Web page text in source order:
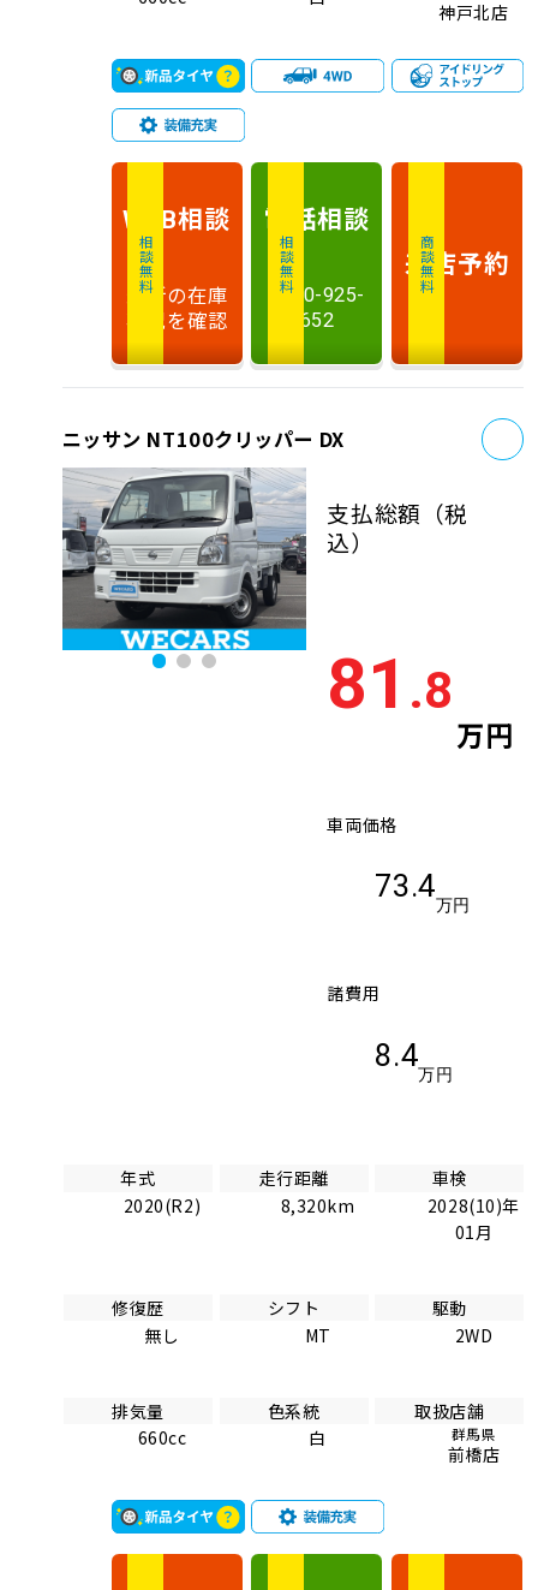
神戸北店
相談無料
WEB相談
最新の在庫
状況を確認
相談無料
電話相談
0120-925-
652
商談無料
来店予約
ニッサン NT100クリッパー DX
支払総額 （税
込）
81 .8
万円
車両価格
73.4
万円
諸費用
8.4
万円
年式
2020(R2)
走行距離
8,320km
車検
2028(10)年
01月
修復歴
無し
シフト
MT
駆動
2WD
排気量
660cc
色系統
白
取扱店舗
群馬県
前橋店